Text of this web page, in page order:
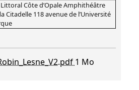
Côte d’Opale Amphithéâtre
Citadelle 118 avenue de l’Université
1 Mo